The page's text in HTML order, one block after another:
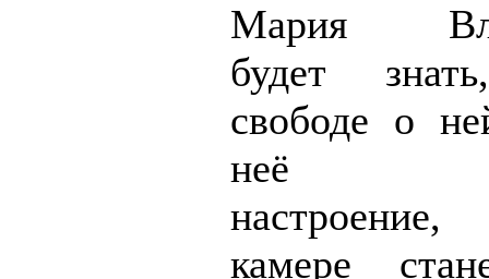
Мария
будет
свободе о
неё
камере